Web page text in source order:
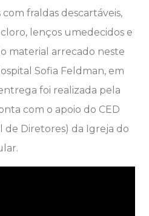
fraldas descartáveis,
lenços umedecidos e
material arrecado neste
Sofia Feldman, em
foi realizada pela
com o apoio do CED
de Diretores) da Igreja do